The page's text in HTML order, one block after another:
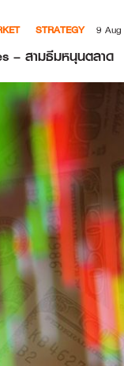
STRATEGY 9
– สามธีมหนุนตลาด